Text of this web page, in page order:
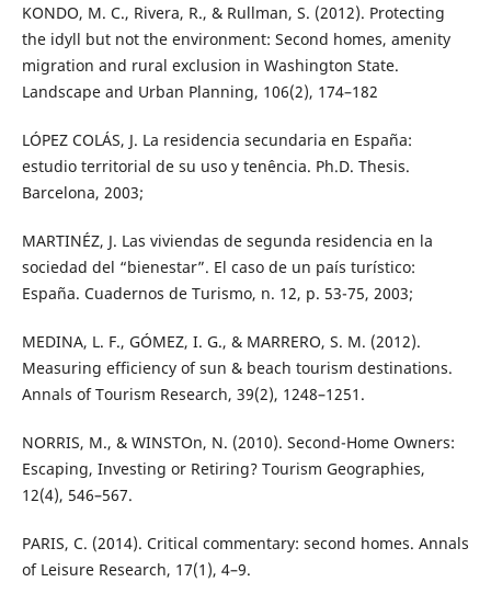
KONDO, M. C., Rivera, R., & Rullman, S. (2012). Protecting
the idyll but not the environment: Second homes, amenity
migration and rural exclusion in Washington State.
Landscape and Urban Planning, 106(2), 174–182
LÓPEZ COLÁS, J. La residencia secundaria en España:
estudio territorial de su uso y tenência. Ph.D. Thesis.
Barcelona, 2003;
MARTINÉZ, J. Las viviendas de segunda residencia en la
sociedad del “bienestar”. El caso de un país turístico:
España. Cuadernos de Turismo, n. 12, p. 53-75, 2003;
MEDINA, L. F., GÓMEZ, I. G., & MARRERO, S. M. (2012).
Measuring efficiency of sun & beach tourism destinations.
Annals of Tourism Research, 39(2), 1248–1251.
NORRIS, M., & WINSTOn, N. (2010). Second-Home Owners:
Escaping, Investing or Retiring? Tourism Geographies,
12(4), 546–567.
PARIS, C. (2014). Critical commentary: second homes. Annals
of Leisure Research, 17(1), 4–9.